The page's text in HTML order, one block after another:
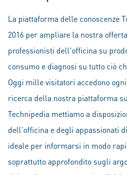
La piattaforma delle conoscenze
2016 per ampliare la nostra
professionisti dell'officina su
consumo e diagnosi su tutto ciò
Oggi mille visitatori accedono
ricerca della nostra piattaforma
Technipedia mettiamo a
dell'officina e degli appassionati
ideale per informarsi in modo
soprattutto approfondito sugli